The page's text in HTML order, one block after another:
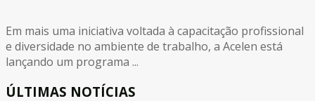
Em mais uma iniciativa voltada à capacitação profissional
e diversidade no ambiente de trabalho, a Acelen está
lançando um programa ...
ÚLTIMAS NOTÍCIAS